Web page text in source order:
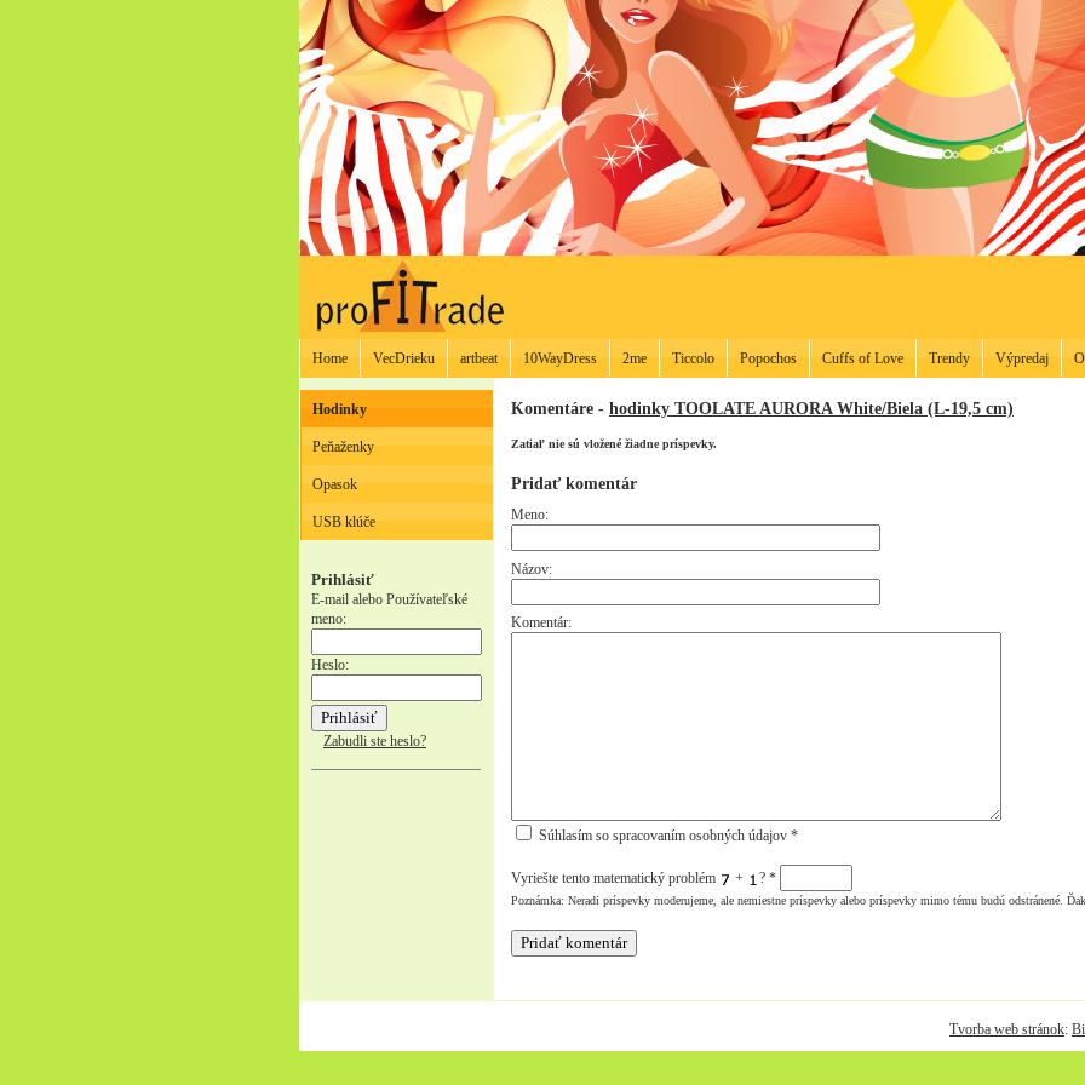
Home VecDrieku artbeat 10WayDress 2me Ticcolo Popochos Cuffs of Love Trendy Výpredaj
Hodinky
Peňaženky
Opasok
USB klúče
Prihlásiť
E-mail alebo Používateľské
meno:
Heslo:
Zabudli ste heslo?
Komentáre - hodinky TOOLATE AURORA White/Biela (L-19,5 cm)
Zatiaľ nie sú vložené žiadne príspevky.
Pridať komentár
Meno:
Názov:
Komentár:
Súhlasím so spracovaním osobných údajov *
Vyriešte tento matematický problém + ? *
Poznámka: Neradi príspevky moderujeme, ale nemiestne príspevky alebo príspevky mimo tému budú odstránené.
Tvorba web stránok: